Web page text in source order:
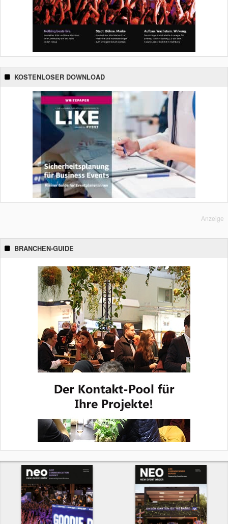
KOSTENLOSER DOWNLOAD
Anzeige
BRANCHEN-GUIDE